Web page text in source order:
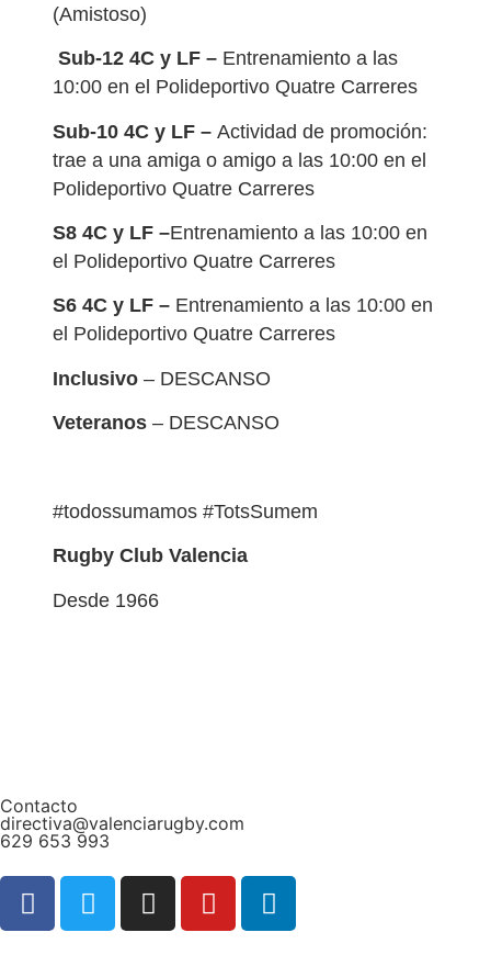
(Amistoso)
Sub-12 4C y LF – Entrenamiento a las
10:00 en el Polideportivo Quatre Carreres
Sub-10 4C y LF – Actividad de promoción:
trae a una amiga o amigo a las 10:00 en el
Polideportivo Quatre Carreres
S8 4C y LF –Entrenamiento a las 10:00 en
el Polideportivo Quatre Carreres
S6 4C y LF – Entrenamiento a las 10:00 en
el Polideportivo Quatre Carreres
Inclusivo – DESCANSO
Veteranos – DESCANSO
#todossumamos #TotsSumem
Rugby Club Valencia
Desde 1966
Contacto
directiva@valenciarugby.com
629 653 993